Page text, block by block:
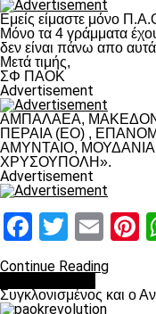
Εμείς είμαστε μόνο
Μόνο τα 4 γράμματα
δεν είναι πάνω απο
Μετά τιμής,
ΣΦ ΠΑΟΚ
Advertisement
ΑΜΠΑΛΑΕΑ,
ΠΕΡΑΙΑ (ΕΟ) ,
ΑΜΥΝΤΑΙΟ,
ΧΡΥΣΟΥΠΟΛΗ».
Advertisement
Facebook
Twitter
Continue Reading
Συγκλονισμένος και ο